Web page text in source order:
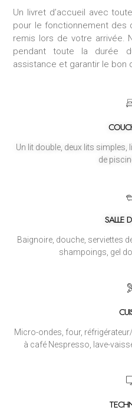
Un livret d’accueil avec
pour le fonctionnement des
remis lors de votre arrivée.
pendant toute la durée
assistance et garantir le bon
Un lit double, deux lits simples,
de
SALLE
Baignoire, douche, serviettes
shampoings, gel
Micro-ondes, four,
à café Nespresso, lave-